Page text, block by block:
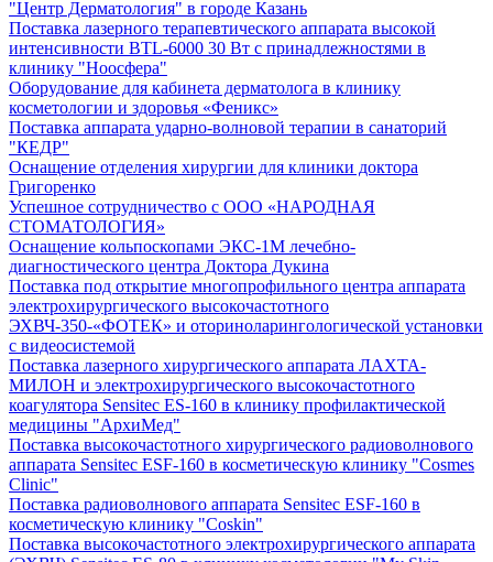
"Центр Дерматология" в городе Казань
Поставка лазерного терапевтического аппарата высокой
интенсивности BTL-6000 30 Вт с принадлежностями в
клинику "Ноосфера"
Оборудование для кабинета дерматолога в клинику
косметологии и здоровья «Феникс»
Поставка аппарата ударно-волновой терапии в санаторий
"КЕДР"
Оснащение отделения хирургии для клиники доктора
Григоренко
Успешное сотрудничество с ООО «НАРОДНАЯ
СТОМАТОЛОГИЯ»
Оснащение кольпоскопами ЭКС-1М лечебно-
диагностического центра Доктора Дукина
Поставка под открытие многопрофильного центра аппарата
электрохирургического высокочастотного
ЭХВЧ-350-«ФОТЕК» и оториноларингологической установки
с видеосистемой
Поставка лазерного хирургического аппарата ЛАХТА-
МИЛОН и электрохирургического высокочастотного
коагулятора Sensitec ES-160 в клинику профилактической
медицины "АрхиМед"
Поставка высокочастотного хирургического радиоволнового
аппарата Sensitec ESF-160 в косметическую клинику "Cosmes
Clinic"
Поставка радиоволнового аппарата Sensitec ESF-160 в
косметическую клинику "Coskin"
Поставка высокочастотного электрохирургического аппарата